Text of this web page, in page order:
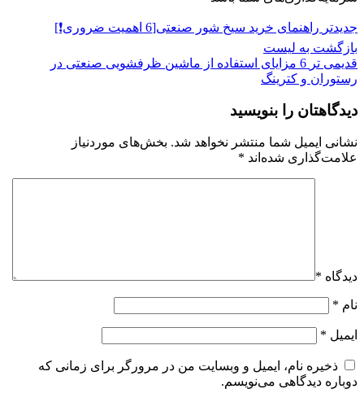
جدیدتر راهنمای خرید سیخ شور صنعتی[6 اهمیت ضروری❗️]
بازگشت به لیست
قدیمی تر
6 مزایای استفاده از ماشین ظرفشویی صنعتی در
رستوران و کترینگ
دیدگاهتان را بنویسید
نشانی ایمیل شما منتشر نخواهد شد. بخش‌های موردنیاز
علامت‌گذاری شده‌اند *
دیدگاه *
نام *
ایمیل *
ذخیره نام، ایمیل و وبسایت من در مرورگر برای زمانی که
دوباره دیدگاهی می‌نویسم.